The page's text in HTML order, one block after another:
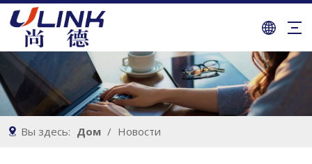
Вы здесь: Дом / Новости